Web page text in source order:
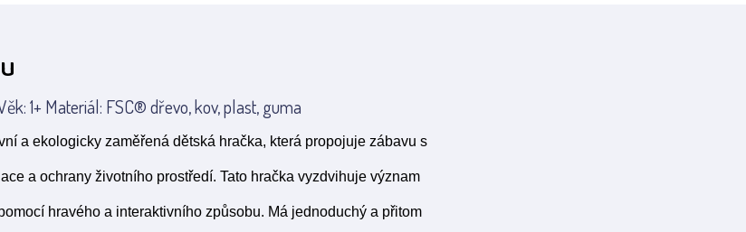
1+ Materiál: FSC® dřevo, kov, plast, guma
a ekologicky zaměřená dětská hračka, která propojuje zábavu s
a ochrany životního prostředí. Tato hračka vyzdvihuje význam
hravého a interaktivního způsobu. Má jednoduchý a přitom